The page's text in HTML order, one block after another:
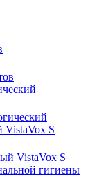
S
гигиены